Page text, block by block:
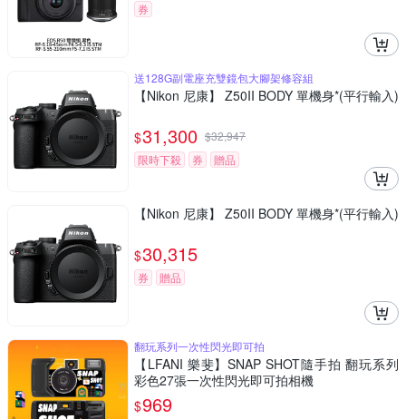
券
送128G副電座充雙鏡包大腳架修容組
【Nikon 尼康】 Z50II BODY 單機身*(平行輸入)
$31,300 $32,947
限時下殺
券 贈品
【Nikon 尼康】 Z50II BODY 單機身*(平行輸入)
$30,315
券 贈品
翻玩系列一次性閃光即可拍
【LFANI 樂斐】SNAP SHOT隨手拍 翻玩系列
彩色27張一次性閃光即可拍相機
$969